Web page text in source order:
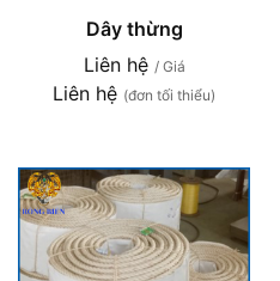
Dây thừng
Liên hệ / Giá
Liên hệ (đơn tối thiểu)